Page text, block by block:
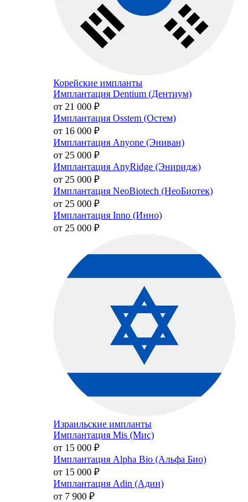
Корейские импланты
Имплантация Dentium (Дентиум)
от 21 000 ₽
Имплантация Osstem (Остем)
от 16 000 ₽
Имплантация Anyone (Эниван)
от 25 000 ₽
Имплантация AnyRidge (Эниридж)
от 25 000 ₽
Имплантация NeoBiotech (НеоБиотек)
от 25 000 ₽
Имплантация Inno (Инно)
от 25 000 ₽
Израильские импланты
Имплантация Mis (Мис)
от 15 000 ₽
Имплантация Alpha Bio (Альфа Био)
от 15 000 ₽
Имплантация Adin (Адин)
от 7 900 ₽